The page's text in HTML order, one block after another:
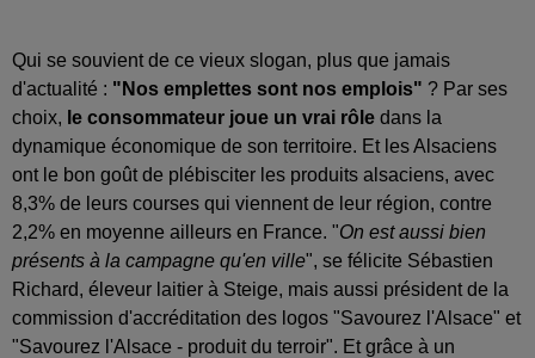
Qui se souvient de ce vieux slogan, plus que jamais
d'actualité : "Nos emplettes sont nos emplois" ? Par ses
choix, le consommateur joue un vrai rôle dans la
dynamique économique de son territoire. Et les Alsaciens
ont le bon goût de plébisciter les produits alsaciens, avec
8,3% de leurs courses qui viennent de leur région, contre
2,2% en moyenne ailleurs en France. "On est aussi bien
présents à la campagne qu'en ville", se félicite Sébastien
Richard, éleveur laitier à Steige, mais aussi président de la
commission d'accréditation des logos "Savourez l'Alsace" et
"Savourez l'Alsace - produit du terroir". Et grâce à un